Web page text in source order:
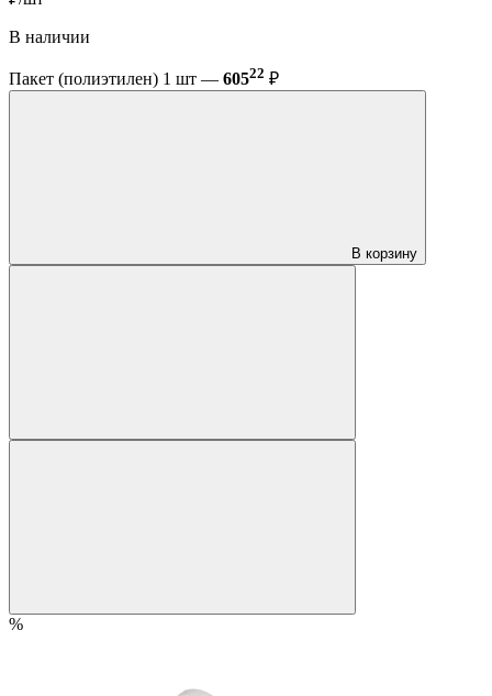
В наличии
Пакет (полиэтилен) 1 шт — 60522 ₽
В корзину
%